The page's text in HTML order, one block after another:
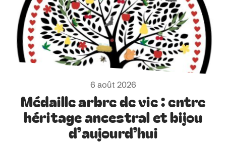
6 août 2026
Médaille arbre de vie : entre
héritage ancestral et bijou
d’aujourd’hui